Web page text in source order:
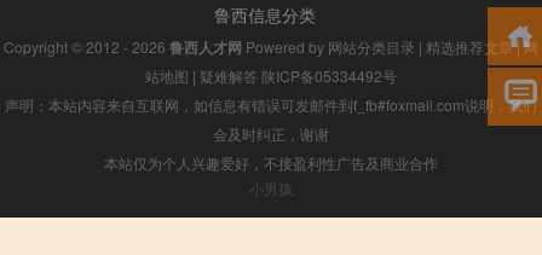
鲁西信息分类
Copyright © 2012 - 2026 鲁西人才网 Powered by 网站分类目录 | 精选推荐文章|网
站地图 | 疑难解答 陕ICP备05334492号
声明：本站内容来自互联网，如信息有错误可发邮件到f_fb#foxmail.com说明，我们
会及时纠正，谢谢
本站仅为个人兴趣爱好，不接盈利性广告及商业合作
小男孩